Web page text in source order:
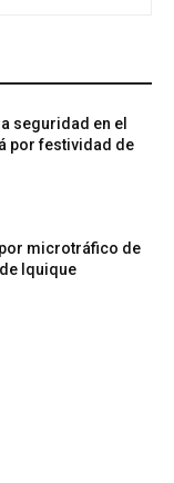
seguridad en el
por festividad de
microtráfico de
Iquique